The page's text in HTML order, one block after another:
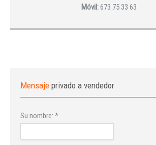
Móvil:673 75 33 63
Mensaje privado a vendedor
Su nombre: *